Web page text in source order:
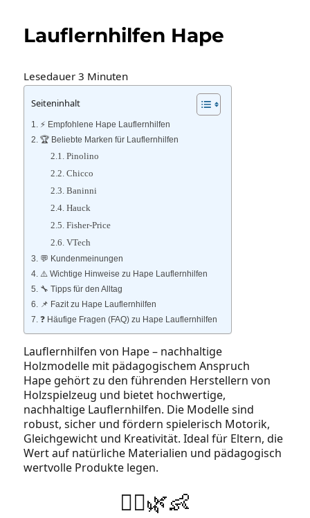
Lauflernhilfen Hape
Lesedauer 3 Minuten
Seiteninhalt
⚡️ Empfohlene Hape Lauflernhilfen
🏆 Beliebte Marken für Lauflernhilfen
Pinolino
Chicco
Baninni
Hauck
Fisher‑Price
VTech
💬 Kundenmeinungen
⚠️ Wichtige Hinweise zu Hape Lauflernhilfen
🔧 Tipps für den Alltag
📌 Fazit zu Hape Lauflernhilfen
❓ Häufige Fragen (FAQ) zu Hape Lauflernhilfen
Lauflernhilfen von Hape – nachhaltige
Holzmodelle mit pädagogischem Anspruch
Hape gehört zu den führenden Herstellern von
Holzspielzeug und bietet hochwertige,
nachhaltige Lauflernhilfen. Die Modelle sind
robust, sicher und fördern spielerisch Motorik,
Gleichgewicht und Kreativität. Ideal für Eltern, die
Wert auf natürliche Materialien und pädagogisch
wertvolle Produkte legen.
🚶‍♂️🌿👶